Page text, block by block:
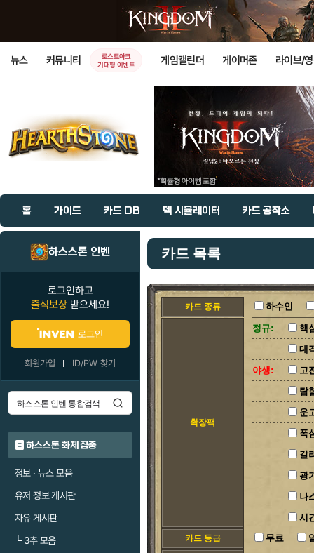
뉴스 커뮤니티
로스트아크
기대평 이벤트
게임캘린더 게이머존 라이브/
홈 가이드 카드 DB 덱 시뮬레이터 카드 공작소
하스스톤 인벤
로그인하고
출석보상 받으세요!
로그인
회원가입 ID/PW 찾기
하스스톤 화제 집중
정보 · 뉴스 모음
유저 정보 게시판
자유 게시판
└3추 모음
카드 목록
카드 종류 하수인
확장팩
정규:
핵
대
야생:
고
탐
운
폭
갈
광
나
시
카드 등급 무료